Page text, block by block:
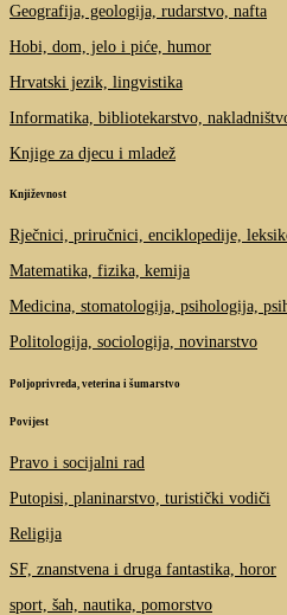
Geografija, geologija, rudarstvo, nafta
Hobi, dom, jelo i piće, humor
Hrvatski jezik, lingvistika
Informatika, bibliotekarstvo,
Knjige za djecu i mladež
Književnost
Rječnici, priručnici, enciklopedije,
Matematika, fizika, kemija
Medicina, stomatologija, psihologija,
Politologija, sociologija, novinarstvo
Poljoprivreda, veterina i šumarstvo
Povijest
Pravo i socijalni rad
Putopisi, planinarstvo, turistički vodiči
Religija
SF, znanstvena i druga fantastika, horor
sport, šah, nautika, pomorstvo